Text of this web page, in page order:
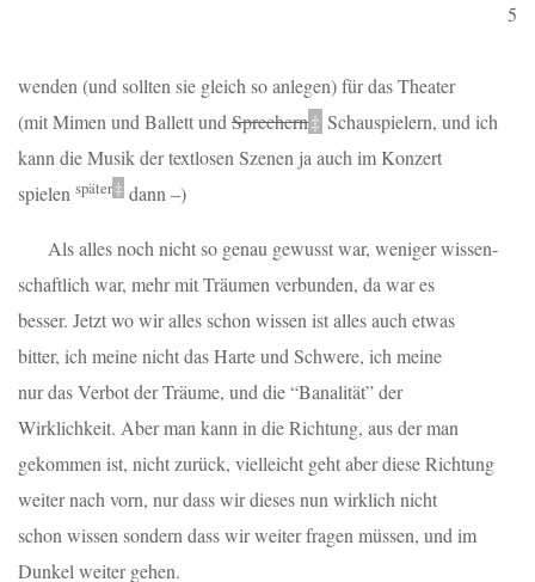
5
wenden (und sollten sie gleich so anlegen) für das Theater
(mit Mimen und Ballett undSprechern‡ Schauspielern, und ich
kann die Musik der textlosen Szenen ja auch im Konzert
spielen später‡ dann –)
Als alles noch nicht so genau gewusst war, weniger wissen-
schaftlich war, mehr mit Träumen verbunden, da war es
besser. Jetzt wo wir alles schon wissen ist alles auch etwas
bitter, ich meine nicht das Harte und Schwere, ich meine
nur das Verbot der Träume, und die“Banalität”der
Wirklichkeit. Aber man kann in die Richtung, aus der man
gekommen ist, nicht zurück, vielleicht geht aber diese Richtung
weiter nach vorn, nur dass wir dieses nun wirklich nicht
schon wissen sondern dass wir weiter fragen müssen, und im
Dunkel weiter gehen.